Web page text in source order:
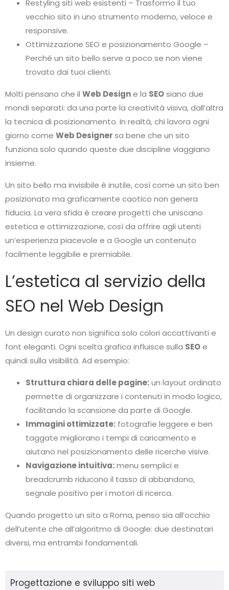
Restyling siti web esistenti – Trasformo il tuo
vecchio sito in uno strumento moderno, veloce e
responsive.
Ottimizzazione SEO e posizionamento Google –
Perché un sito bello serve a poco se non viene
trovato dai tuoi clienti.
Molti pensano che il Web Designe la SEOsiano due
mondi separati: da una parte la creatività visiva, dall’altra
la tecnica di posizionamento. In realtà, chi lavora ogni
giorno come Web Designersa bene che un sito
funziona solo quando queste due discipline viaggiano
insieme.
Un sito bello ma invisibile è inutile, così come un sito ben
posizionato ma graficamente caotico non genera
fiducia. La vera sfida è creare progetti che uniscano
estetica e ottimizzazione, così da offrire agli utenti
un’esperienza piacevole e a Google un contenuto
facilmente leggibile e premiabile.
L’estetica al servizio della
SEO nel Web Design
Un design curato non significa solo colori accattivanti e
font eleganti. Ogni scelta grafica influisce sulla SEOe
quindi sulla visibilità. Ad esempio:
Struttura chiara delle pagine:un layout ordinato
permette di organizzare i contenuti in modo logico,
facilitando la scansione da parte di Google.
Immagini ottimizzate: fotografie leggere e ben
taggate migliorano i tempi di caricamento e
aiutano nel posizionamento delle ricerche visive.
Navigazione intuitiva:menu semplici e
breadcrumb riducono il tasso di abbandono,
segnale positivo per i motori di ricerca.
Quando progetto un sito a Roma, penso sia all’occhio
dell’utente che all’algoritmo di Google: due destinatari
diversi, ma entrambi fondamentali.
Progettazione e sviluppo siti web